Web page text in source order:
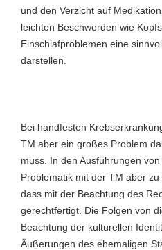
und den Verzicht auf
leichten Beschwerden wie
Einschlafproblemen eine
darstellen.
Bei handfesten
TM aber ein großes Problem
muss. In den Ausführungen
Problematik mit der TM aber
dass mit der Beachtung des
gerechtfertigt. Die Folgen von
Beachtung der kulturellen
Äußerungen des ehemaligen